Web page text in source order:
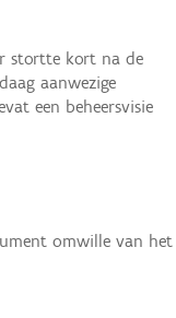
stortte kort na de
aanwezige
een beheersvisie
omwille van het